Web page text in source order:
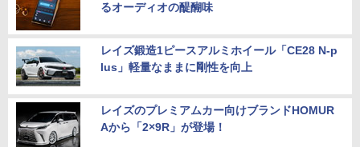
るオーディオの醍醐味
レイズ鍛造1ピースアルミホイール「CE28 N-p
lus」軽量なままに剛性を向上
レイズのプレミアムカー向けブランドHOMUR
Aから「2×9R」が登場！